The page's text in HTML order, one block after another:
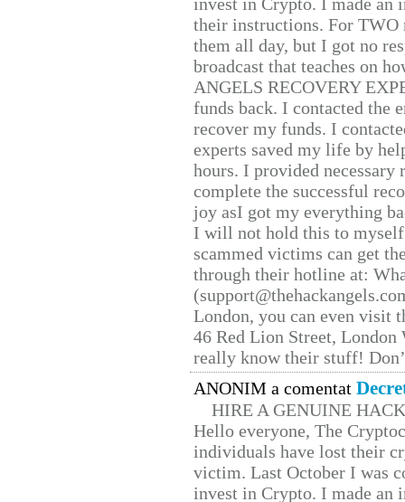
their instructions. For TWO
them all day, but I got no
broadcast that teaches on
ANGELS RECOVERY
funds back. I contacted the
recover my funds. I
experts saved my life by
hours. I provided
complete the successful
joy asI got my everything
I will not hold this to
scammed victims can get
through their hotline at:
London, you can even visit
46 Red Lion Street, London
really know their stuff!
ANONIM a comentat
HIRE A GENUINE
Hello everyone, The
individuals have lost their
victim. Last October I was
invest in Crypto. I made